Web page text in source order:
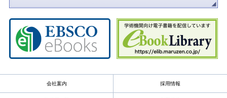
会社案内 採用情報